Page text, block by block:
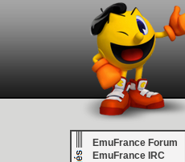
EmuFrance Forum
EmuFrance IRC